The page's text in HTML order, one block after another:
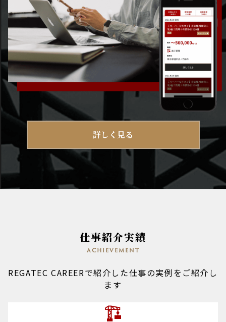
詳しく見る
仕事紹介実績
achievement
REGATEC CAREERで紹介した仕事の実例をご紹介し
ます